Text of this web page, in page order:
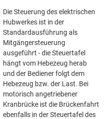
Die Steuerung des elektrischen
Hubwerkes ist in der
Standardausführung als
Mitgängersteuerung
ausgeführt - die Steuertafel
hängt vom Hebezeug herab
und der Bediener folgt dem
Hebezeug bzw. der Last. Bei
motorisch angetriebener
Kranbrücke ist die Brückenfahrt
ebenfalls in der Steuertafel des